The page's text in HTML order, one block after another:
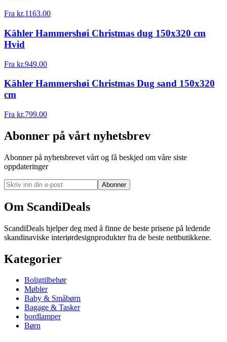
Fra kr.1163.00
Kähler Hammershøi Christmas dug 150x320 cm
Hvid
Fra kr.949.00
Kähler Hammershøi Christmas Dug sand 150x320
cm
Fra kr.799.00
Abonner på vårt nyhetsbrev
Abonner på nyhetsbrevet vårt og få beskjed om våre siste
oppdateringer
Abonner
Om ScandiDeals
ScandiDeals hjelper deg med å finne de beste prisene på ledende
skandinaviske interiørdesignprodukter fra de beste nettbutikkene.
Kategorier
Boligtilbehør
Møbler
Baby & Småbørn
Bagage & Tasker
bordlamper
Børn